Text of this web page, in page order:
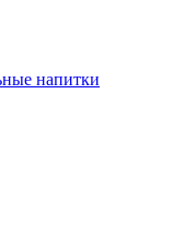
напитки